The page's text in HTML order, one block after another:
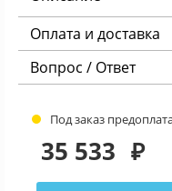
Оплата и доставка
Вопрос / Ответ
Под заказ
35 533 ₽